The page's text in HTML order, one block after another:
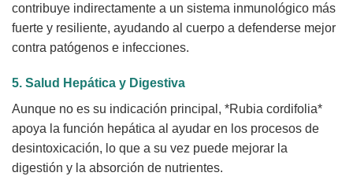
contribuye indirectamente a un sistema inmunológico más
fuerte y resiliente, ayudando al cuerpo a defenderse mejor
contra patógenos e infecciones.
5. Salud Hepática y Digestiva
Aunque no es su indicación principal, *Rubia cordifolia*
apoya la función hepática al ayudar en los procesos de
desintoxicación, lo que a su vez puede mejorar la
digestión y la absorción de nutrientes.